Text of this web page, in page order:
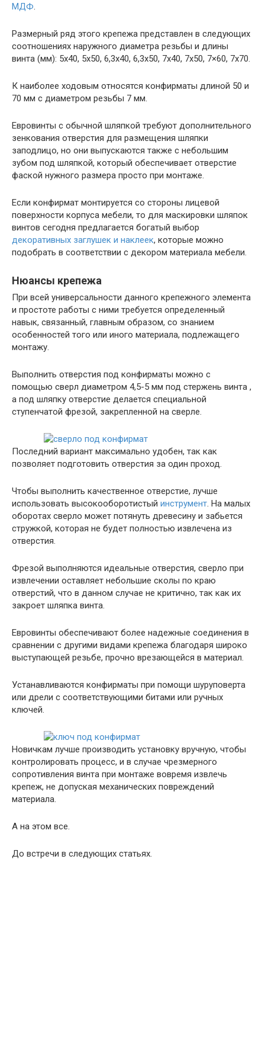
МДФ.
Размерный ряд этого крепежа представлен в следующих
соотношениях наружного диаметра резьбы и длины
винта (мм): 5х40, 5х50, 6,3х40, 6,3х50, 7х40, 7х50, 7×60, 7х70.
К наиболее ходовым относятся конфирматы длиной 50 и
70 мм с диаметром резьбы 7 мм.
Евровинты с обычной шляпкой требуют дополнительного
зенкования отверстия для размещения шляпки
заподлицо, но они выпускаются также с небольшим
зубом под шляпкой, который обеспечивает отверстие
фаской нужного размера просто при монтаже.
Если конфирмат монтируется со стороны лицевой
поверхности корпуса мебели, то для маскировки шляпок
винтов сегодня предлагается богатый выбор
декоративных заглушек и наклеек, которые можно
подобрать в соответствии с декором материала мебели.
Нюансы крепежа
При всей универсальности данного крепежного элемента
и простоте работы с ними требуется определенный
навык, связанный, главным образом, со знанием
особенностей того или иного материала, подлежащего
монтажу.
Выполнить отверстия под конфирматы можно с
помощью сверл диаметром 4,5-5 мм под стержень винта ,
а под шляпку отверстие делается специальной
ступенчатой фрезой, закрепленной на сверле.
Последний вариант максимально удобен, так как
позволяет подготовить отверстия за один проход.
Чтобы выполнить качественное отверстие, лучше
использовать высокооборотистый инструмент. На малых
оборотах сверло может потянуть древесину и забьется
стружкой, которая не будет полностью извлечена из
отверстия.
Фрезой выполняются идеальные отверстия, сверло при
извлечении оставляет небольшие сколы по краю
отверстий, что в данном случае не критично, так как их
закроет шляпка винта.
Евровинты обеспечивают более надежные соединения в
сравнении с другими видами крепежа благодаря широко
выступающей резьбе, прочно врезающейся в материал.
Устанавливаются конфирматы при помощи шуруповерта
или дрели с соответствующими битами или ручных
ключей.
Новичкам лучше производить установку вручную, чтобы
контролировать процесс, и в случае чрезмерного
сопротивления винта при монтаже вовремя извлечь
крепеж, не допуская механических повреждений
материала.
А на этом все.
До встречи в следующих статьях.